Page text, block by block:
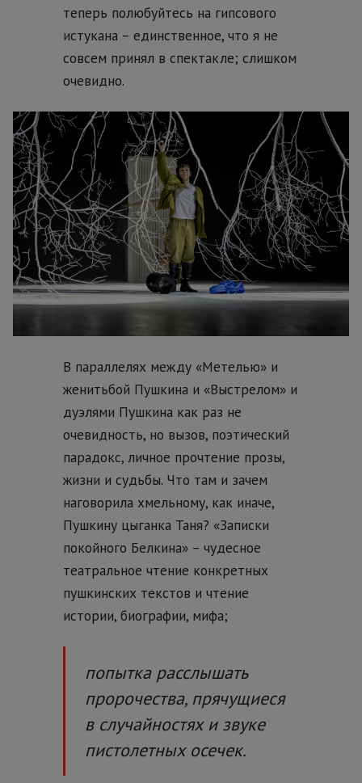
теперь полюбуйтесь на гипсового
истукана – единственное, что я не
совсем принял в спектакле; слишком
очевидно.
В параллелях между «Метелью» и
женитьбой Пушкина и «Выстрелом» и
дуэлями Пушкина как раз не
очевидность, но вызов, поэтический
парадокс, личное прочтение прозы,
жизни и судьбы. Что там и зачем
наговорила хмельному, как иначе,
Пушкину цыганка Таня? «Записки
покойного Белкина» – чудесное
театральное чтение конкретных
пушкинских текстов и чтение
истории, биографии, мифа;
попытка расслышать
пророчества, прячущиеся
в случайностях и звуке
пистолетных осечек.